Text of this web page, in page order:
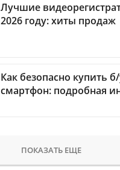
Лучшие
2026 году: хиты продаж
Как безопасно купить
смартфон: подробная
ПОКАЗАТЬ ЕЩЕ